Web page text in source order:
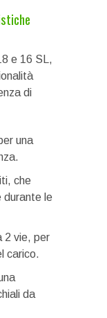
e 16 SL,
di
una
che
durante le
2 vie, per
carico.
da